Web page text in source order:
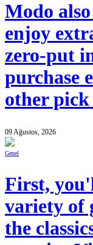
Modo
enjoy
zero-put
purchase
other pick
09 Ağustos, 2026
Genel
First,
variety of
the